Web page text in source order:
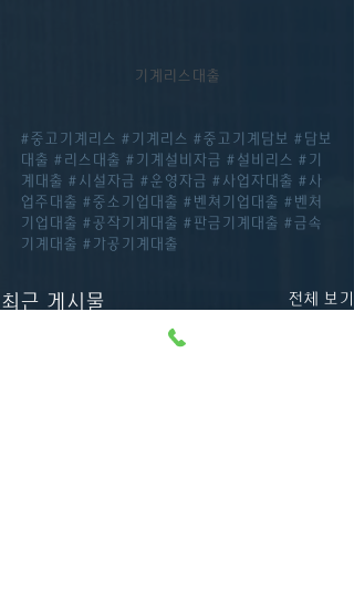
기계리스대출
#중고기계리스 #기계리스 #중고기계담보 #담보
대출 #리스대출 #기계설비자금 #설비리스 #기
계대출 #시설자금 #운영자금 #사업자대출 #사
업주대출 #중소기업대출 #벤쳐기업대출 #벤처
기업대출 #공작기계대출 #판금기계대출 #금속
기계대출 #가공기계대출
최근 게시물 전체 보기